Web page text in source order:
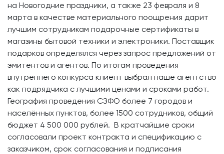
на Новогодние праздники, а также 23 февраля и 8
марта в качестве материального поощрения дарит
лучшим сотрудникам подарочные сертификаты в
магазины бытовой техники и электроники. Поставщик
подарков определялся через запрос предложений от
эмитентов и агентов. По итогам проведения
внутреннего конкурса клиент выбрал наше агентство
как подрядчика с лучшими ценами и сроками работ.
География проведения СЗФО более 7 городов и
населённых пунктов, более 1500 сотрудников, общий
бюджет 4 500 000 рублей. В кратчайшие сроки
согласовали проект контракта и спецификацию с
заказчиком, срок согласования и подписания